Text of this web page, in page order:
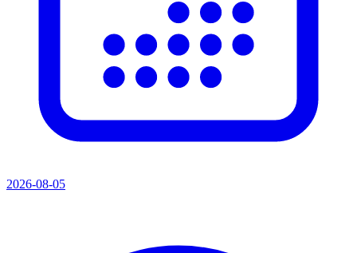
2026-08-05